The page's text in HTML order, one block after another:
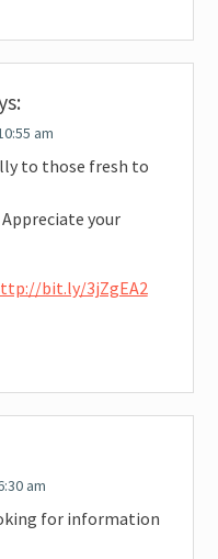
am
to those fresh to
your
bit.ly/3jZgEA2
am
for information